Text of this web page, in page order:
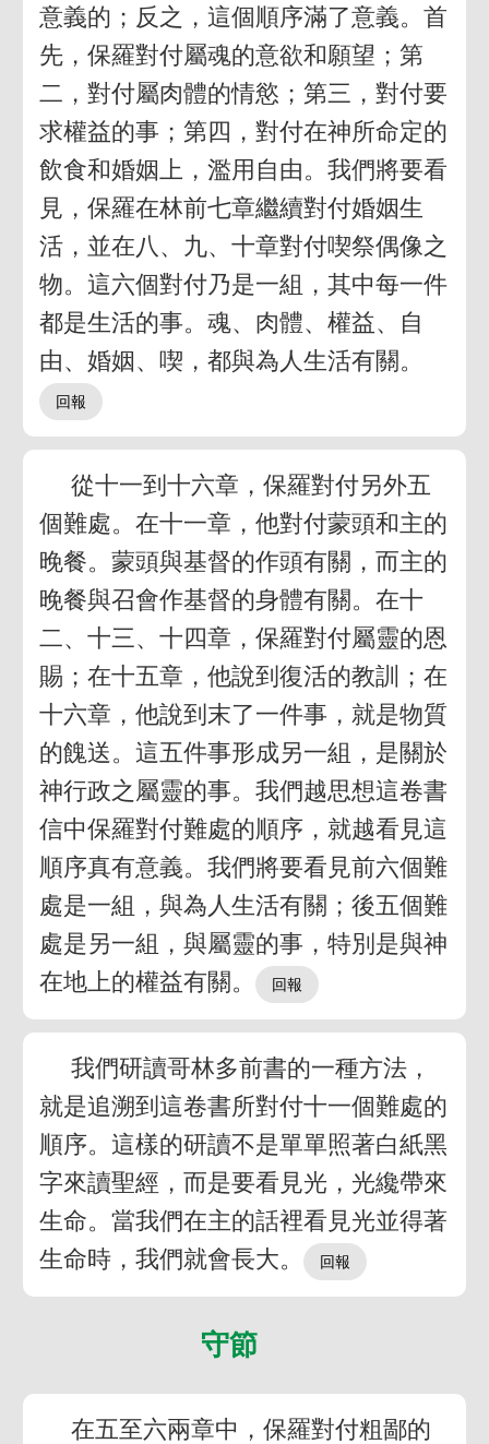
意義的；反之，這個順序滿了意義。首
先，保羅對付屬魂的意欲和願望；第
二，對付屬肉體的情慾；第三，對付要
求權益的事；第四，對付在神所命定的
飲食和婚姻上，濫用自由。我們將要看
見，保羅在林前七章繼續對付婚姻生
活，並在八、九、十章對付喫祭偶像之
物。這六個對付乃是一組，其中每一件
都是生活的事。魂、肉體、權益、自
由、婚姻、喫，都與為人生活有關。
從十一到十六章，保羅對付另外五
個難處。在十一章，他對付蒙頭和主的
晚餐。蒙頭與基督的作頭有關，而主的
晚餐與召會作基督的身體有關。在十
二、十三、十四章，保羅對付屬靈的恩
賜；在十五章，他說到復活的教訓；在
十六章，他說到末了一件事，就是物質
的餽送。這五件事形成另一組，是關於
神行政之屬靈的事。我們越思想這卷書
信中保羅對付難處的順序，就越看見這
順序真有意義。我們將要看見前六個難
處是一組，與為人生活有關；後五個難
處是另一組，與屬靈的事，特別是與神
在地上的權益有關。
我們研讀哥林多前書的一種方法，
就是追溯到這卷書所對付十一個難處的
順序。這樣的研讀不是單單照著白紙黑
字來讀聖經，而是要看見光，光纔帶來
生命。當我們在主的話裡看見光並得著
生命時，我們就會長大。
守節
在五至六兩章中，保羅對付粗鄙的